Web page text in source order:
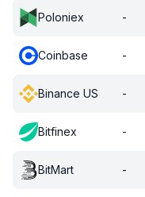
Poloniex -
Coinbase -
Binance US -
Bitfinex -
BitMart -